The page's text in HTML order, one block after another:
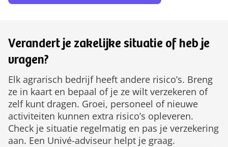
Verandert je zakelijke situatie of heb je
vragen?
Elk agrarisch bedrijf heeft andere risico’s. Breng
ze in kaart en bepaal of je ze wilt verzekeren of
zelf kunt dragen. Groei, personeel of nieuwe
activiteiten kunnen extra risico’s opleveren.
Check je situatie regelmatig en pas je verzekering
aan. Een Univé-adviseur helpt je graag.